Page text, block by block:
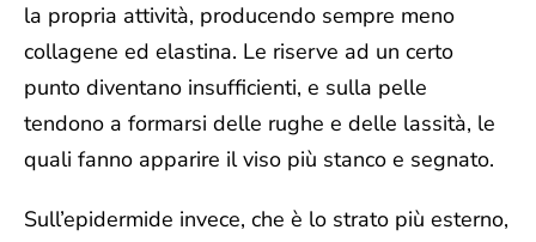
la propria attività, producendo sempre meno
collagene ed elastina. Le riserve ad un certo
punto diventano insufficienti, e sulla pelle
tendono a formarsi delle rughe e delle lassità, le
quali fanno apparire il viso più stanco e segnato.
Sull’epidermide invece, che è lo strato più esterno,